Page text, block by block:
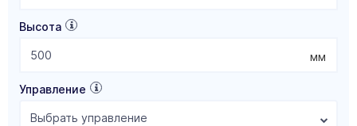
Высота
мм
Управление
Выбрать управление